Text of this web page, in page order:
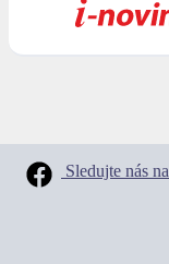
Sledujte nás